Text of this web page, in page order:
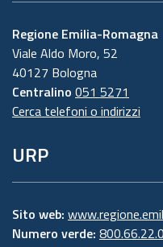
Regione Emilia-Romagna
Viale Aldo Moro, 52
40127 Bologna
Centralino 051 5271
Cerca telefoni o indirizzi
URP
Sito web:
Numero verde: